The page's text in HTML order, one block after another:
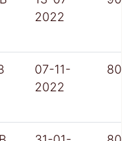
2022
07-11-
2022
804